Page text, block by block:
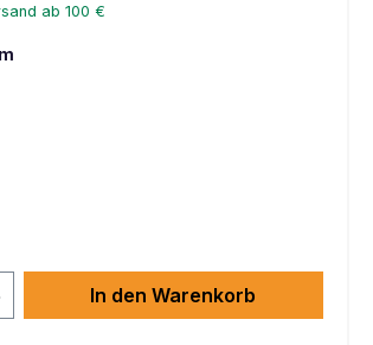
ab 100 €
In den Warenkorb